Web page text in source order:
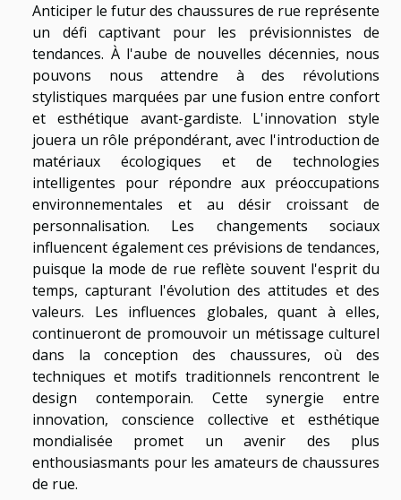
Anticiper le futur des chaussures de rue représente
un défi captivant pour les prévisionnistes de
tendances. À l'aube de nouvelles décennies, nous
pouvons nous attendre à des révolutions
stylistiques marquées par une fusion entre confort
et esthétique avant-gardiste. L'innovation style
jouera un rôle prépondérant, avec l'introduction de
matériaux écologiques et de technologies
intelligentes pour répondre aux préoccupations
environnementales et au désir croissant de
personnalisation. Les changements sociaux
influencent également ces prévisions de tendances,
puisque la mode de rue reflète souvent l'esprit du
temps, capturant l'évolution des attitudes et des
valeurs. Les influences globales, quant à elles,
continueront de promouvoir un métissage culturel
dans la conception des chaussures, où des
techniques et motifs traditionnels rencontrent le
design contemporain. Cette synergie entre
innovation, conscience collective et esthétique
mondialisée promet un avenir des plus
enthousiasmants pour les amateurs de chaussures
de rue.